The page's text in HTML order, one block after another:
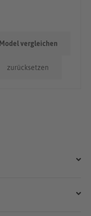
zurücksetzen
vergleichen